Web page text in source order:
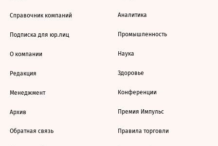
Справочник компаний
Подписка для юр.лиц
О компании
Редакция
Менеджмент
Архив
Обратная связь
Аналитика
Промышленность
Наука
Здоровье
Конференции
Премия Импульс
Правила торговли